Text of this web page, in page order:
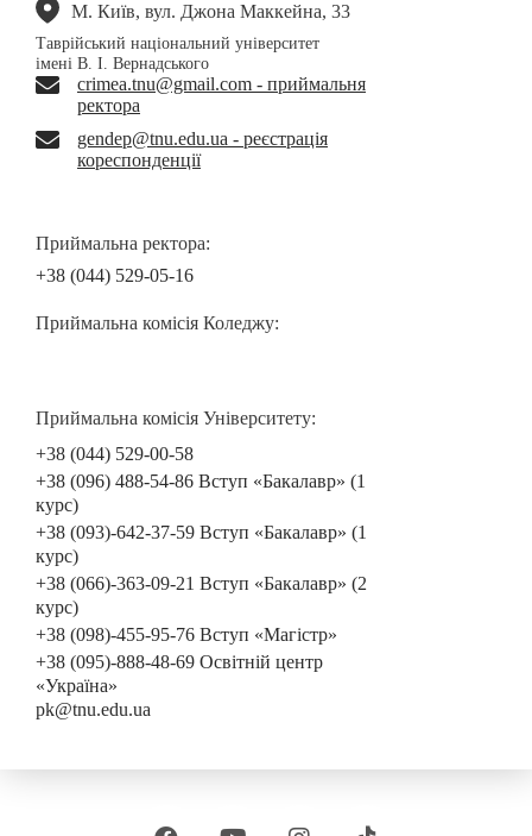
М. Київ, вул. Джона Маккейна, 33
Таврійський національний університет
імені В. І. Вернадського
crimea.tnu@gmail.com - приймальня
ректора
gendep@tnu.edu.ua - реєстрація
кореспонденції
Приймальна ректора:
+38 (044) 529-05-16
Приймальна комісія Коледжу:
Приймальна комісія Університету:
+38 (044) 529-00-58
+38 (096) 488-54-86 Вступ «Бакалавр» (1
курс)
+38 (093)-642-37-59 Вступ «Бакалавр» (1
курс)
+38 (066)-363-09-21 Вступ «Бакалавр» (2
курс)
+38 (098)-455-95-76 Вступ «Магістр»
+38 (095)-888-48-69 Освітній центр
«Україна»
pk@tnu.edu.ua